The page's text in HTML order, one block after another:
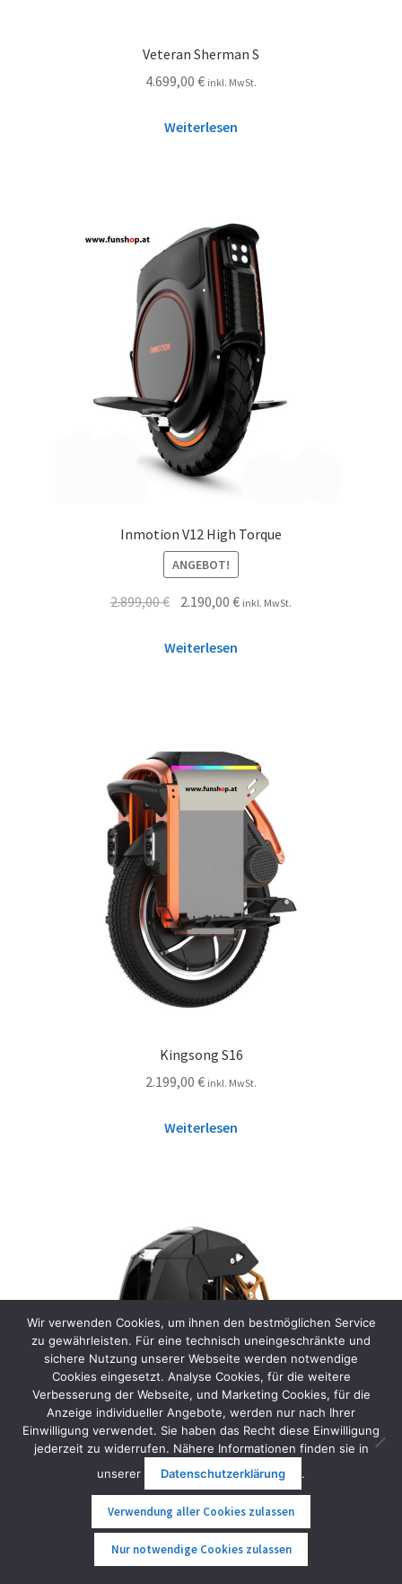
Veteran Sherman S
4.699,00 € inkl. MwSt.
Weiterlesen
Inmotion V12 High Torque
ANGEBOT!
2.899,00€ 2.190,00€ inkl. MwSt.
Weiterlesen
Kingsong S16
2.199,00 € inkl. MwSt.
Weiterlesen
Kingsong S18 Pro+ Vorführgerät schwarz
ANGEBOT!
Wir verwenden Cookies, um ihnen den bestmöglichen Service
zu gewährleisten. Für eine technisch uneingeschränkte und
sichere Nutzung unserer Webseite werden notwendige
Cookies eingesetzt. Analyse Cookies, für die weitere
Verbesserung der Webseite, und Marketing Cookies, für die
Anzeige individueller Angebote, werden nur nach Ihrer
Einwilligung verwendet. Sie haben das Recht diese Einwilligung
jederzeit zu widerrufen. Nähere Informationen finden sie in
unserer
Datenschutzerklärung .
Verwendung aller Cookies zulassen
Nur notwendige Cookies zulassen